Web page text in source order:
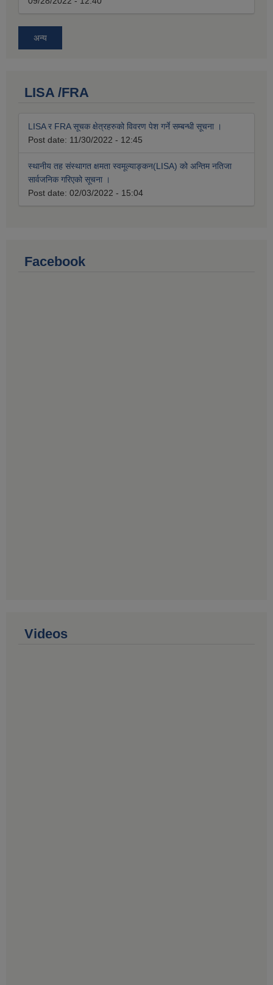
अन्य
LISA /FRA
LISA र FRA सूचक क्षेत्रहरुको विवरण पेश गर्ने सम्बन्धी सूचना ।
Post date: 11/30/2022 - 12:45
स्थानीय तह संस्थागत क्षमता स्वमूल्याङ्कन(LISA) को अन्तिम नतिजा
सार्वजनिक गरिएको सूचना ।
Post date: 02/03/2022 - 15:04
Facebook
Videos